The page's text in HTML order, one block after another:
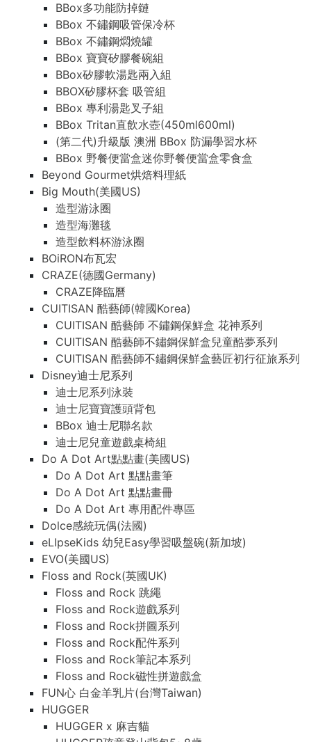
BBox多功能防掉鏈
BBox 不鏽鋼吸管保冷杯
BBox 不鏽鋼燜燒罐
BBox 寶寶矽膠餐碗組
BBox矽膠軟湯匙兩入組
BBOX矽膠杯套 吸管組
BBox 專利湯匙叉子組
BBox Tritan直飲水壺(450ml600ml)
(第二代)升級版 澳洲 BBox 防漏學習水杯
BBox 野餐便當盒迷你野餐便當盒零食盒
Beyond Gourmet烘焙料理紙
Big Mouth(美國US)
造型游泳圈
造型海灘毯
造型飲料杯游泳圈
BOiRON布瓦宏
CRAZE(德國Germany)
CRAZE降臨曆
CUITISAN 酷藝師(韓國Korea)
CUITISAN 酷藝師 不鏽鋼保鮮盒 花神系列
CUITISAN 酷藝師不鏽鋼保鮮盒兒童酷夢系列
CUITISAN 酷藝師不鏽鋼保鮮盒藝匠初行征旅系列
Disney迪士尼系列
迪士尼系列泳裝
迪士尼寶寶護頭背包
BBox 迪士尼聯名款
迪士尼兒童遊戲桌椅組
Do A Dot Art點點畫(美國US)
Do A Dot Art 點點畫筆
Do A Dot Art 點點畫冊
Do A Dot Art 專用配件專區
Dolce感統玩偶(法國)
eLIpseKids 幼兒Easy學習吸盤碗(新加坡)
EVO(美國US)
Floss and Rock(英國UK)
Floss and Rock 跳繩
Floss and Rock遊戲系列
Floss and Rock拼圖系列
Floss and Rock配件系列
Floss and Rock筆記本系列
Floss and Rock磁性拼遊戲盒
FUN心 白金羊乳片(台灣Taiwan)
HUGGER
HUGGER x 麻吉貓